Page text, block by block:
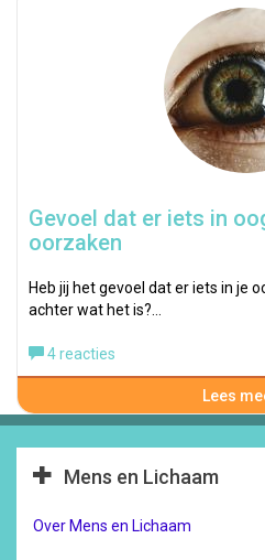
Gevoel dat er iets in
oorzaken
Heb jij het gevoel dat er iets in je
achter wat het is?…
4 reacties
Lees
Mens en Lichaam
Over Mens en Lichaam